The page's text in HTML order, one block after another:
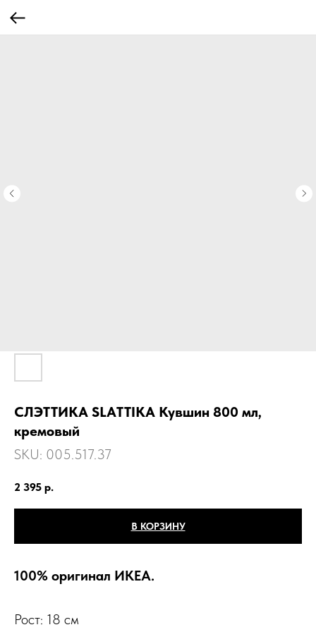
СЛЭТТИКА SLАTTIKA Кувшин 800 мл,
кремовый
SKU: 005.517.37
2 395 р.
В КОРЗИНУ
100% оригинал ИКЕА.
Рост: 18 см